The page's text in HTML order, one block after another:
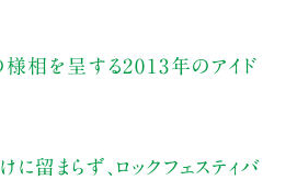
相を呈する2013年のアイド
留まらず、ロックフェスティバ